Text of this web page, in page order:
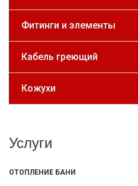
Фитинги и элементы
Кабель греющий
Кожухи
Услуги
ОТОПЛЕНИЕ БАНИ